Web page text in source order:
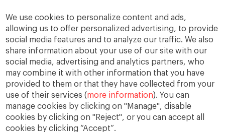
We use cookies to personalize content and ads,
allowing us to offer personalized advertising, to provide
social media features and to analyze our traffic. We also
share information about your use of our site with our
social media, advertising and analytics partners, who
may combine it with other information that you have
provided to them or that they have collected from your
use of their services (more information). You can
manage cookies by clicking on "Manage", disable
cookies by clicking on "Reject", or you can accept all
cookies by clicking “Accept”.
Center for Business in Society – IESE
EBEN España
IESE Business School
Archivos